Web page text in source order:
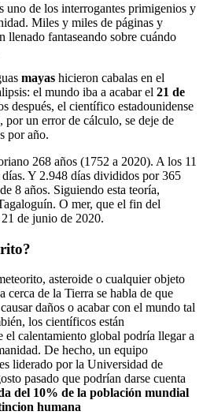
uno de los interrogantes primigenios y
Miles y miles de páginas y
llenado fantaseando sobre cuándo
mayas hicieron cabalas en el
el mundo iba a acabar el 21 de
después, el científico estadounidense
por un error de cálculo, se deje de
por año.
268 años (1752 a 2020). A los 11
Y 2.948 días divididos por 365
8 años. Siguiendo esta teoría,
O mer, que el fin del
de junio de 2020.
asteroide o cualquier objeto
cerca de la Tierra se habla de que
daños o acabar con el mundo tal
los científicos están
el calentamiento global podría llegar a
De hecho, un equipo
liderado por la Universidad de
pasado que podrían darse cuenta
del 10% de la población mundial
humana